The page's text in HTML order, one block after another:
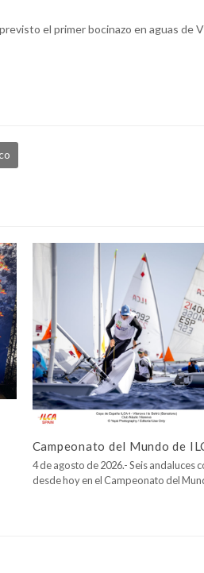
el primer bocinazo en aguas de
Campeonato del Mundo de
4 de agosto de 2026.- Seis andaluces
desde hoy en el Campeonato del